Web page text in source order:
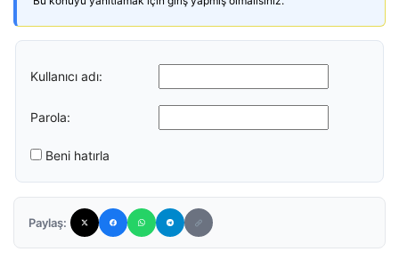
Kullanıcı adı:
Parola:
Beni hatırla
Paylaş: